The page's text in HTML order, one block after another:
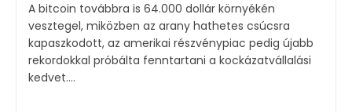
A bitcoin továbbra is 64.000 dollár környékén
vesztegel, miközben az arany hathetes csúcsra
kapaszkodott, az amerikai részvénypiac pedig újabb
rekordokkal próbálta fenntartani a kockázatvállalási
kedvet....